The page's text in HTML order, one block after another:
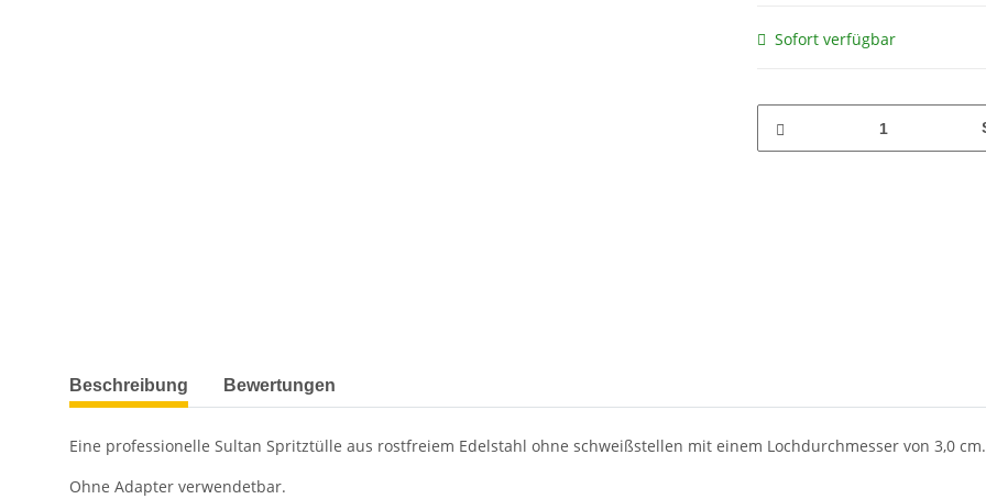
Sofort verfügbar
weitere Registerkarten anzeigen
Beschreibung Bewertungen
Eine professionelle Sultan Spritztülle aus rostfreiem Edelstahl ohne schweißstellen mit einem Lochdurchmesser von 3,0 cm.
Ohne Adapter verwendetbar.